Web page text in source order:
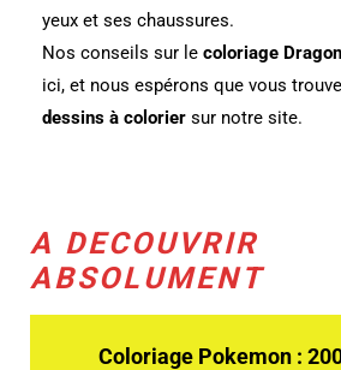
yeux et ses chaussures.
Nos conseils sur le coloriage Dragon
ici, et nous espérons que vous
dessins à colorier sur notre site.
A DECOUVRIR
ABSOLUMENT
Coloriage Pokemon :